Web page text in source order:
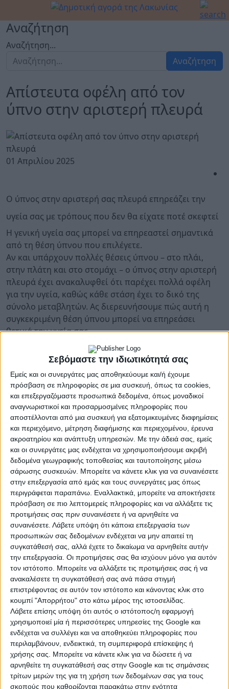
Σεβόμαστε την ιδιωτικότητά σας
Εμείς και οι συνεργάτες μας αποθηκεύουμε και/ή έχουμε
πρόσβαση σε πληροφορίες σε μια συσκευή, όπως τα cookies,
και επεξεργαζόμαστε προσωπικά δεδομένα, όπως μοναδικοί
αναγνωριστικοί και προσαρμοσμένες πληροφορίες που
αποστέλλονται από μια συσκευή για εξατομικευμένες διαφημίσεις
και περιεχόμενο, μέτρηση διαφήμισης και περιεχομένου, έρευνα
ακροατηρίου και ανάπτυξη υπηρεσιών. Με την άδειά σας, εμείς
και οι συνεργάτες μας ενδέχεται να χρησιμοποιήσουμε ακριβή
δεδομένα γεωγραφικής τοποθεσίας και ταυτοποίησης μέσω
σάρωσης συσκευών. Μπορείτε να κάνετε κλικ για να συναινέσετε
στην επεξεργασία από εμάς και τους συνεργάτες μας όπως
περιγράφεται παραπάνω. Εναλλακτικά, μπορείτε να αποκτήσετε
πρόσβαση σε πιο λεπτομερείς πληροφορίες και να αλλάξετε τις
προτιμήσεις σας πριν συναινέσετε ή να αρνηθείτε να
συναινέσετε. Λάβετε υπόψη ότι κάποια επεξεργασία των
προσωπικών σας δεδομένων ενδέχεται να μην απαιτεί τη
συγκατάθεσή σας, αλλά έχετε το δικαίωμα να αρνηθείτε αυτήν
την επεξεργασία. Οι προτιμήσεις σας θα ισχύουν μόνο για αυτόν
τον ιστότοπο. Μπορείτε να αλλάξετε τις προτιμήσεις σας ή να
ανακαλέσετε τη συγκατάθεσή σας ανά πάσα στιγμή
επιστρέφοντας σε αυτόν τον ιστότοπο και κάνοντας κλικ στο
κουμπί "Απορρήτου" στο κάτω μέρος της ιστοσελίδας.
Λάβετε επίσης υπόψη ότι αυτός ο ιστότοπος/η εφαρμογή
χρησιμοποιεί μία ή περισσότερες υπηρεσίες της Google και
ενδέχεται να συλλέγει και να αποθηκεύει πληροφορίες που
περιλαμβάνουν, ενδεικτικά, τη συμπεριφορά επίσκεψης ή
χρήσης σας. Μπορείτε να κάνετε κλικ για να δώσετε ή να
αρνηθείτε τη συγκατάθεσή σας στην Google και τις σημάνσεις
τρίτων μερών της για τη χρήση των δεδομένων σας για τους
σκοπούς που καθορίζονται παρακάτω στην ενότητα
Αναζήτηση
Αναζήτηση...
Αναζήτηση
Απίστευτα οφέλη από τον
ύπνο στην αριστερή πλευρά
01 Απριλίου 2025
Ο ύπνος στην αριστερή σας πλευρά επηρεάζει την
υγεία σας με τρόπους που δεν θα είχατε ποτέ σκεφτεί
Η γενική υγεία σας μπορεί να επηρεαστεί σημαντικά
από τη θέση ύπνου που επιλέγετε.
Αν και υπάρχουν πολλές θέσεις ύπνου – στο πλάι,
στην πλάτη και στο στομάχι – ο ύπνος στην αριστερή
πλευρά έχει ανακαλυφθεί ότι παρέχει πολλά οφέλη
για την υγεία, καθώς κάθε στάση έχει το δικό της
σύνολο μεταβλητών. Ας διερευνήσουμε πώς αυτή η
συγκεκριμένη θέση ύπνου μπορεί να επηρεάσει
θετικά την υγεία σας.
Τα οφέλη του ύπνου στην αριστερή πλευρά:
Προλαμβάνει τις νυχτερινές καούρες:
Τα άτομα που αντιμετωπίζουν γαστροοισοφαγική
παλινδρόμηση (ΓΟΠΝ) ή παλινδρόμηση οξέος μπορεί
να θεωρήσουν πλεονεκτικό να κοιμούνται στην
αριστερή τους πλευρά. Αυτή η θέση βοηθά στη
διατήρηση του στομάχου κάτω από τον οισοφάγο,
μειώνοντας τον κίνδυνο το οξύ να ρέει πίσω στον
οισοφάγο.
Βελτιώνει τη λειτουργία του σπλήνα:
Ο σπλήνας, συστατικό του λεμφικού συστήματος,
βρίσκεται στην αριστερή πλευρά του σώματος. Η
επιλογή του ύπνου στην αριστερή πλευρά μπορεί να
βοηθήσει τον σπλήνα να λειτουργεί πιο
αποτελεσματικά προάγοντας την αυξημένη ροή
αίματος, η οποία, με τη σειρά της, υποστηρίζει τη
διήθηση των ακαθαρσιών.
Βοηθά στην αποτοξίνωση του ήπατος:
Δεδομένου ότι το συκώτι βρίσκεται στη δεξιά πλευρά
του σώματος, ο ύπνος στη δεξιά πλευρά μπορεί να
οδηγήσει σε συμφόρηση. Η επιλογή του ύπνου στην
αριστερή πλευρά διευκολύνει τη βελτιωμένη
εξουδετέρωση και επεξεργασία των τοξινών και
ουσιών από το συκώτι.